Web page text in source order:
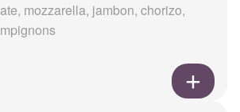
mozzarella, jambon, chorizo,